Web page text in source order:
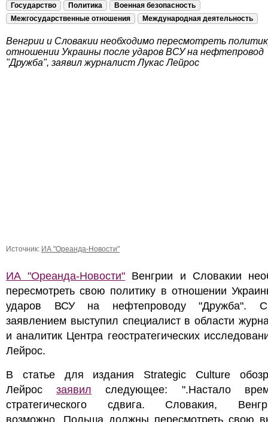
Государство Политика
Военная безопасность
Межгосударственные отношения
Международная деятельность
Венгрии и Словакии необходимо пересмотреть
отношении Украины после ударов ВСУ на нефтепровод
"Дружба", заявил журналист Лукас Лейрос
Источник: ИА "Ореанда-Новости"
ИА "Ореанда-Новости" Венгрии и Словакии
пересмотреть свою политику в отношении
ударов ВСУ на нефтепроводу "Дружба".
заявлением выступил специалист в области
и аналитик Центра геостратегических
Лейрос.
В статье для издания Strategic Culture
Лейросзаявил следующее: ".Настало
стратегического сдвига. Словакия,
возможно, Польша должны пересмотреть свою